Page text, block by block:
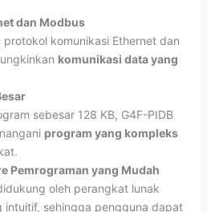
dan Modbus
protokol komunikasi Ethernet dan
komunikasi data yang
sebesar 128 KB, G4F-PIDB
program yang kompleks
Pemrograman yang Mudah
oleh perangkat lunak
intuitif, sehingga pengguna dapat